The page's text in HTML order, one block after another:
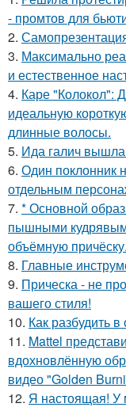
- промтов для
2.
3. Максимально
и естественное
4. Каре "Колокол":
идеальную
длинные волосы.
5. Ида галич
6. Один поклонник
отдельным
7. * Основной
пышными
объёмную причёску.
8. Главные
9. Прическа - не
вашего стиля!
10. Как разбудить
11. Mattel
вдохновлённую
видео "Golden
12. Я настоящая! У